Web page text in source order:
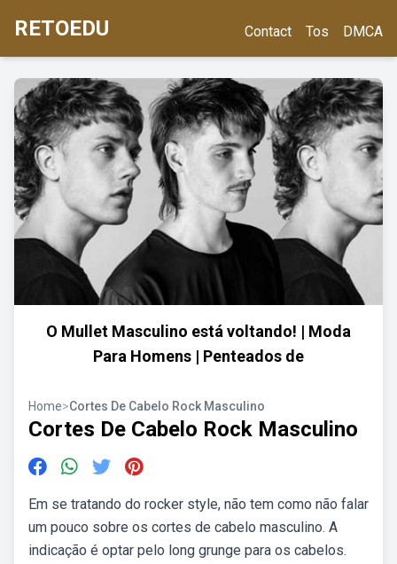
RETOEDU Contact Tos DMCA
O Mullet Masculino está voltando! | Moda
Para Homens | Penteados de
Home>Cortes De Cabelo Rock Masculino
Cortes De Cabelo Rock Masculino
Em se tratando do rocker style, não tem como não falar
um pouco sobre os cortes de cabelo masculino. A
indicação é optar pelo long grunge para os cabelos.